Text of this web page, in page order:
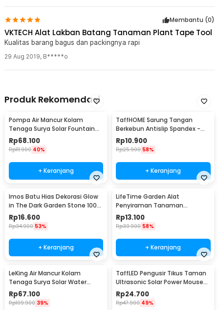
Membantu (0)
VKTECH Alat Lakban Batang Tanaman Plant Tape Tool
Kualitas barang bagus dan packingnya rapi
29 Aug 2019, B*****o
Produk Rekomendasi
Pompa Air Mancur Kolam
Tenaga Surya Solar Fountain
7V 1.5W 200L/H - GY-D-001
Rp68.100
Rp111.900 40%
+ Keranjang
TaffHOME Sarung Tangan
Berkebun Antislip Spandex -
CZ-0146
Rp10.900
Rp25.900 58%
+ Keranjang
Imos Batu Hias Dekorasi Glow
in The Dark Garden Stone 100
PCS - HC0043
Rp16.600
Rp34.900 53%
+ Keranjang
LifeTime Garden Alat
Penyiraman Tanaman
Otomatis Micro Drip 2 PCS -
95109
Rp13.100
Rp30.900 58%
+ Keranjang
LeKing Air Mancur Kolam
Tenaga Surya Solar Water
Fountain - AS10A
Rp67.100
Rp109.900 39%
TaffLED Pengusir Tikus Taman
Ultrasonic Solar Power Mouse
Repellent - HR-533
Rp24.700
Rp47.900 49%